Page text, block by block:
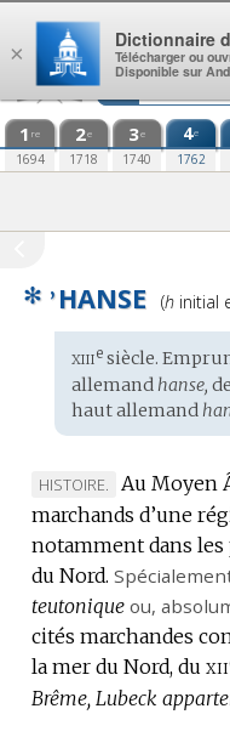
Aller au contenu
1 re
1694
2e
1718
3e
1740
4e
1762
✻ ’ HANSE (hinitial
Étymologie
:
xiiiesiècle.
allemandhanse,
haut allemand
MARQUE
DE
DOMAINE
:
HISTOIRE.
Au Moyen
marchands d’une
notamment dans les
du Nord.
teutonique ou,
cités marchandes
la mer du Nord, du xii
Brême, Lubeck
×
Dictionnaire
Télécharger ou
Disponible sur